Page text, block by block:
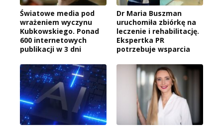
Światowe media pod
wrażeniem wyczynu
Kubkowskiego. Ponad
600 internetowych
publikacji w 3 dni
Dr Maria Buszman
uruchomiła zbiórkę na
leczenie i rehabilitację.
Ekspertka PR
potrzebuje wsparcia